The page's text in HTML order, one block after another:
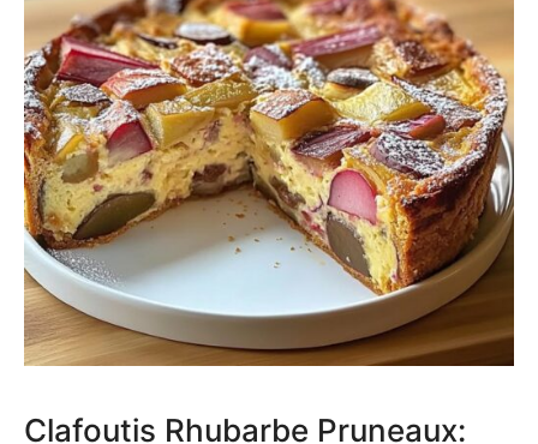
Clafoutis Rhubarbe Pruneaux: